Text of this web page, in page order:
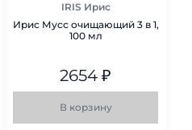
IRIS Ирис
Ирис Мусс очищающий 3 в 1,
100 мл
2654 ₽
В корзину